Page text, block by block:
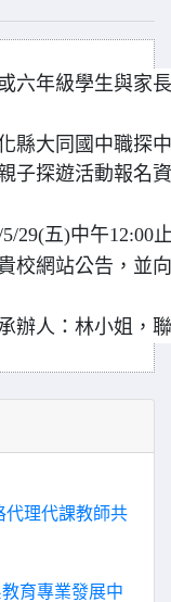
六年級學生與家
縣大同國中職探
子探遊活動報名
29(五)中午12:00
校網站公告，並
辦人：林小姐，
代理代課教師共
育專業發展中